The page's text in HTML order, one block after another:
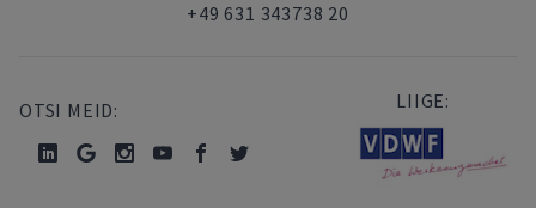
+49 631 343738 20
OTSI MEID: LIIGE: